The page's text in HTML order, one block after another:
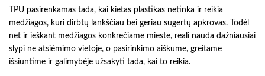
TPU pasirenkamas tada, kai kietas plastikas netinka ir reikia
medžiagos, kuri dirbtų lankščiau bei geriau sugertų apkrovas. Todėl
net ir ieškant medžiagos konkrečiame mieste, reali nauda dažniausiai
slypi ne atsiėmimo vietoje, o pasirinkimo aiškume, greitame
išsiuntime ir galimybėje užsakyti tada, kai to reikia.